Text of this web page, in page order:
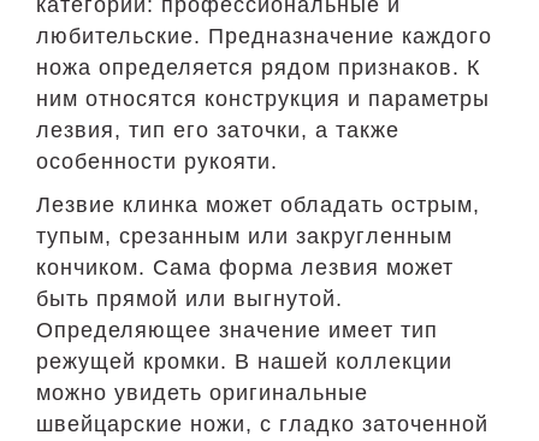
категории: профессиональные и
любительские. Предназначение каждого
ножа определяется рядом признаков. К
ним относятся конструкция и параметры
лезвия, тип его заточки, а также
особенности рукояти.
Лезвие клинка может обладать острым,
тупым, срезанным или закругленным
кончиком. Сама форма лезвия может
быть прямой или выгнутой.
Определяющее значение имеет тип
режущей кромки. В нашей коллекции
можно увидеть оригинальные
швейцарские ножи, с гладко заточенной